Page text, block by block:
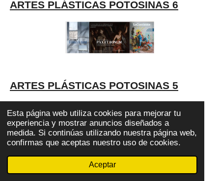
Esta página web utiliza cookies para mejorar tu
experiencia y mostrar anuncios diseñados a
medida. Si continúas utilizando nuestra página web,
confirmas que aceptas nuestro uso de cookies.
Aceptar
ARTES PLÁSTICAS POTOSINAS 6
ARTES PLÁSTICAS POTOSINAS 5